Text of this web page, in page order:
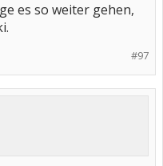
es so weiter gehen,
#97